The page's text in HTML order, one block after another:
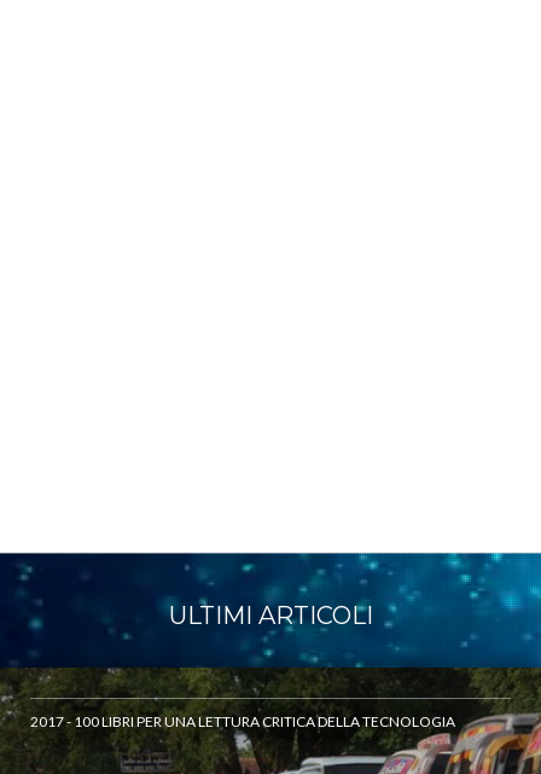
ULTIMI ARTICOLI
2017 - 100 LIBRI PER UNA LETTURA CRITICA DELLA TECNOLOGIA